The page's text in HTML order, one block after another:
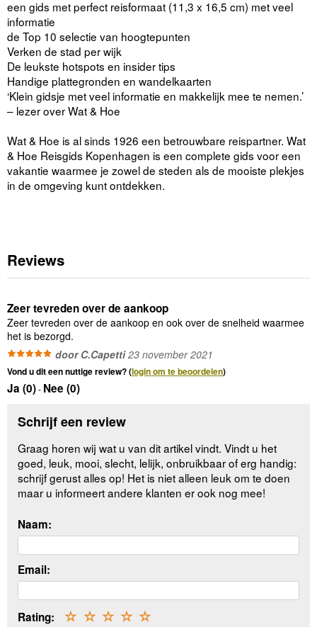
een gids met perfect reisformaat (11,3 x 16,5 cm) met veel
informatie
de Top 10 selectie van hoogtepunten
Verken de stad per wijk
De leukste hotspots en insider tips
Handige plattegronden en wandelkaarten
‘Klein gidsje met veel informatie en makkelijk mee te nemen.’
– lezer over Wat & Hoe
Wat & Hoe is al sinds 1926 een betrouwbare reispartner. Wat
& Hoe Reisgids Kopenhagen is een complete gids voor een
vakantie waarmee je zowel de steden als de mooiste plekjes
in de omgeving kunt ontdekken.
Reviews
Zeer tevreden over de aankoop
Zeer tevreden over de aankoop en ook over de snelheid waarmee
het is bezorgd.
door C.Capetti23 november 2021
Vond u dit een nuttige review? (login om te beoordelen)
Ja (0)- Nee (0)
Schrijf een review
Graag horen wij wat u van dit artikel vindt. Vindt u het
goed, leuk, mooi, slecht, lelijk, onbruikbaar of erg handig:
schrijf gerust alles op! Het is niet alleen leuk om te doen
maar u informeert andere klanten er ook nog mee!
Naam:
Email:
Rating: ☆
☆
☆
☆
☆